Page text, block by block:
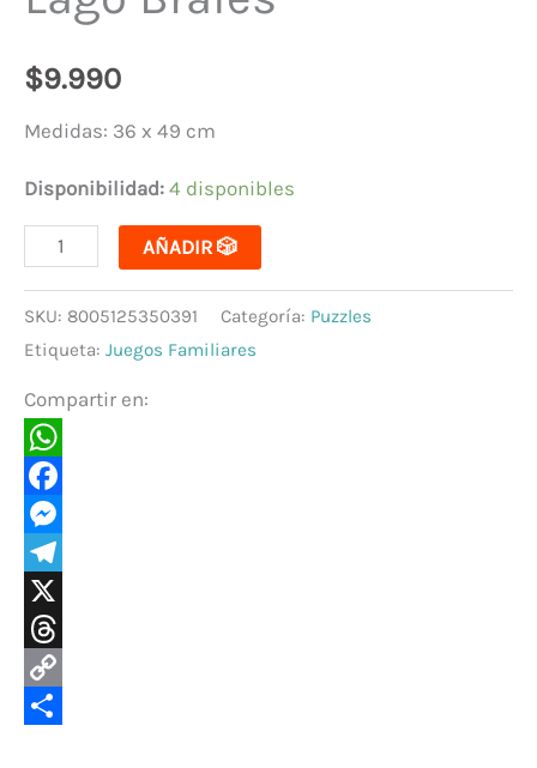
$9.990
Medidas: 36 x 49 cm
Disponibilidad: 4 disponibles
AÑADIR 🎲
SKU: 8005125350391 Categoría: Puzzles
Etiqueta: Juegos Familiares
Compartir en:
WhatsApp
Facebook
Messenger
Telegram
X
Threads
Copy